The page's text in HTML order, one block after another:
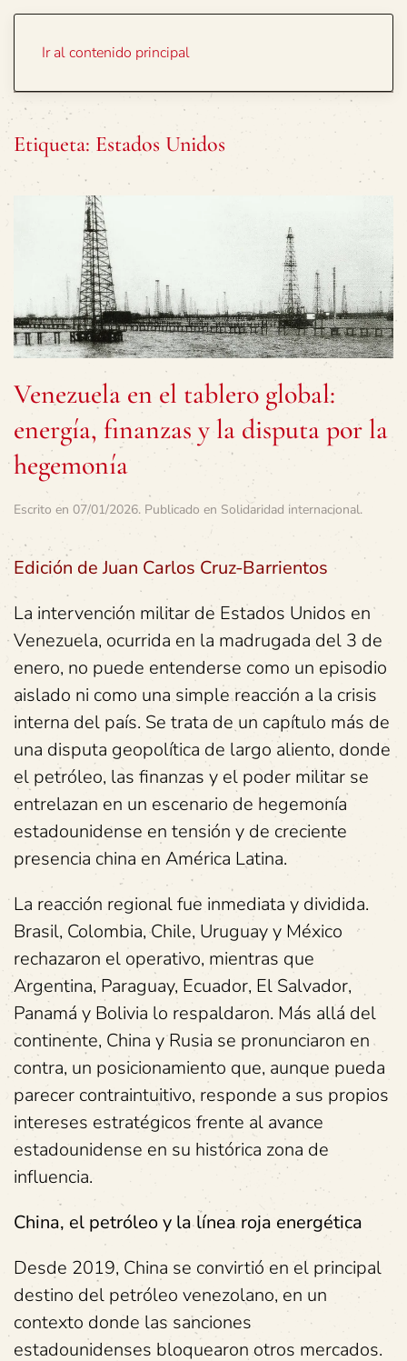
Ir al contenido principal
Etiqueta: Estados Unidos
Venezuela en el tablero global:
energía, finanzas y la disputa por la
hegemonía
Escrito en 07/01/2026. Publicado en Solidaridad internacional.
Edición de Juan Carlos Cruz-Barrientos
La intervención militar de Estados Unidos en
Venezuela, ocurrida en la madrugada del 3 de
enero, no puede entenderse como un episodio
aislado ni como una simple reacción a la crisis
interna del país. Se trata de un capítulo más de
una disputa geopolítica de largo aliento, donde
el petróleo, las finanzas y el poder militar se
entrelazan en un escenario de hegemonía
estadounidense en tensión y de creciente
presencia china en América Latina.
La reacción regional fue inmediata y dividida.
Brasil, Colombia, Chile, Uruguay y México
rechazaron el operativo, mientras que
Argentina, Paraguay, Ecuador, El Salvador,
Panamá y Bolivia lo respaldaron. Más allá del
continente, China y Rusia se pronunciaron en
contra, un posicionamiento que, aunque pueda
parecer contraintuitivo, responde a sus propios
intereses estratégicos frente al avance
estadounidense en su histórica zona de
influencia.
China, el petróleo y la línea roja energética
Desde 2019, China se convirtió en el principal
destino del petróleo venezolano, en un
contexto donde las sanciones
estadounidenses bloquearon otros mercados.